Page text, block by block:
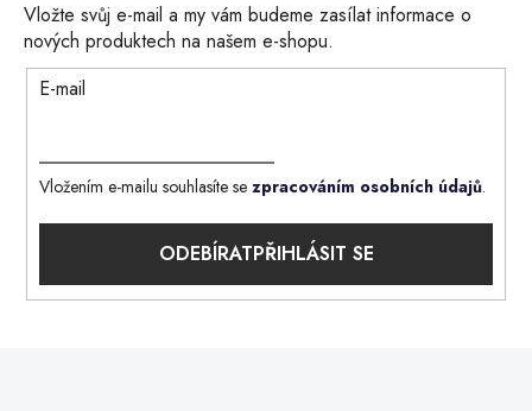
Vložte svůj e-mail a my vám budeme zasílat informace o
nových produktech na našem e-shopu.
E-mail
Vložením e-mailu souhlasíte se zpracováním osobních údajů.
PŘIHLÁSIT SE